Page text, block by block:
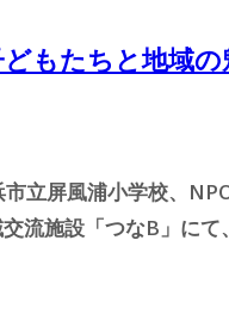
もたちと地域
立屏風浦小学校、
流施設「つなB」に